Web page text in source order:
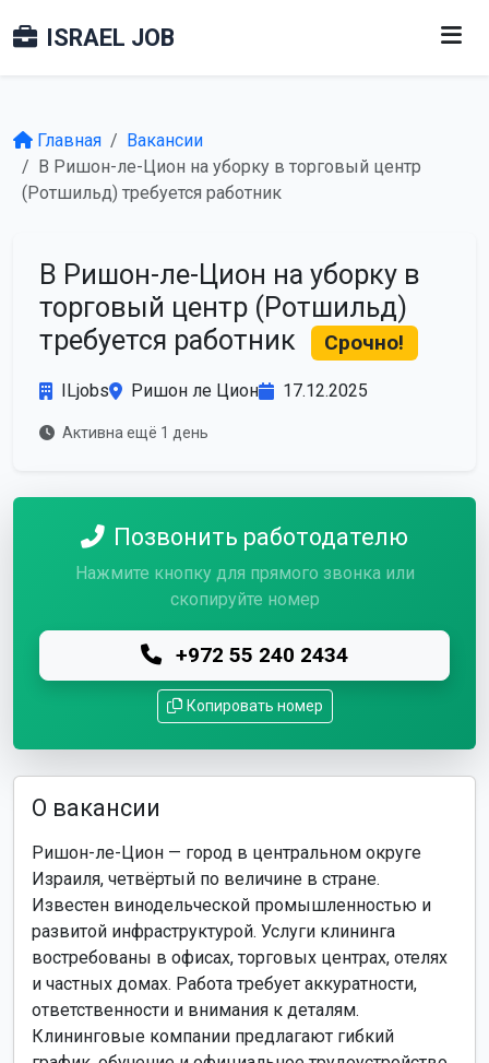
ISRAEL JOB
Главная
Вакансии
В Ришон-ле-Цион на уборку в торговый центр
(Ротшильд) требуется работник
В Ришон-ле-Цион на уборку в
торговый центр (Ротшильд)
требуется работник
Срочно!
ILjobs Ришон ле Цион 17.12.2025
Активна ещё 1 день
Позвонить работодателю
Нажмите кнопку для прямого звонка или
скопируйте номер
+972 55 240 2434
Копировать номер
О вакансии
Ришон-ле-Цион — город в центральном округе
Израиля, четвёртый по величине в стране.
Известен винодельческой промышленностью и
развитой инфраструктурой. Услуги клининга
востребованы в офисах, торговых центрах, отелях
и частных домах. Работа требует аккуратности,
ответственности и внимания к деталям.
Клининговые компании предлагают гибкий